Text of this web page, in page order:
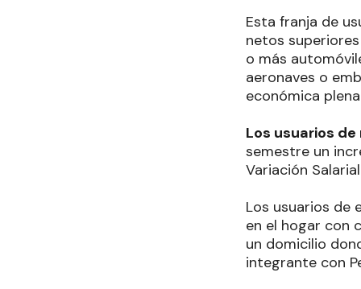
Esta franja de
netos
o más
aeronaves o
económica
Los usuarios
semestre un
Variación
Los usuarios de
en el hogar con
un domicilio
integrante con